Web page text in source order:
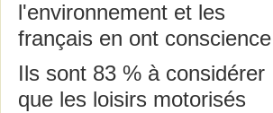
l'environnement et les
français en ont
Ils sont 83 % à considérer
que les loisirs motorisés